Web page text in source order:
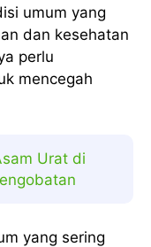
umum yang
dan kesehatan
perlu
mencegah
Urat di
yang sering